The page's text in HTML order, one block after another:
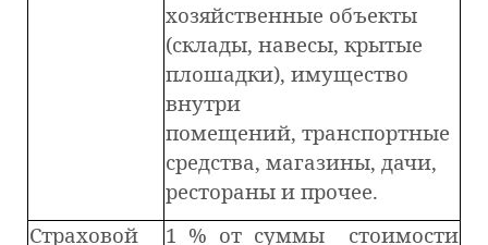
хозяйственные объекты
(склады, навесы, крытые
плошадки), имущество
внутри
помещений, транспортные
средства, магазины, дачи,
рестораны и прочее.
Страховой
1 % от суммы стоимости